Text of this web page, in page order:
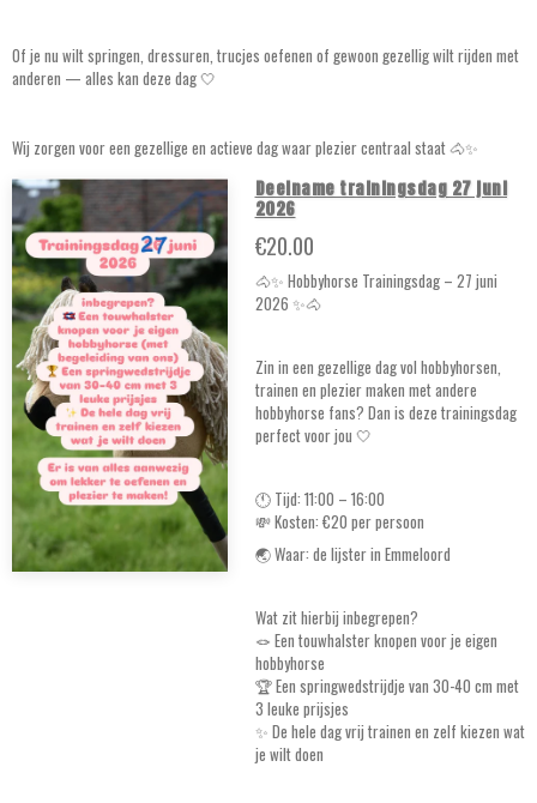
Of je nu wilt springen, dressuren, trucjes oefenen of gewoon gezellig wilt rijden met
anderen — alles kan deze dag 🤍
Wij zorgen voor een gezellige en actieve dag waar plezier centraal staat 🐴✨
Deelname trainingsdag 27 juni
2026
€20.00
🐴✨ Hobbyhorse Trainingsdag – 27 juni
2026 ✨🐴
Zin in een gezellige dag vol hobbyhorsen,
trainen en plezier maken met andere
hobbyhorse fans? Dan is deze trainingsdag
perfect voor jou 🤍
🕚 Tijd: 11:00 – 16:00
💸 Kosten: €20 per persoon
🌏 Waar: de lijster in Emmeloord
Wat zit hierbij inbegrepen?
🪢 Een touwhalster knopen voor je eigen
hobbyhorse
🏆 Een springwedstrijdje van 30-40 cm met
3 leuke prijsjes
✨ De hele dag vrij trainen en zelf kiezen wat
je wilt doen